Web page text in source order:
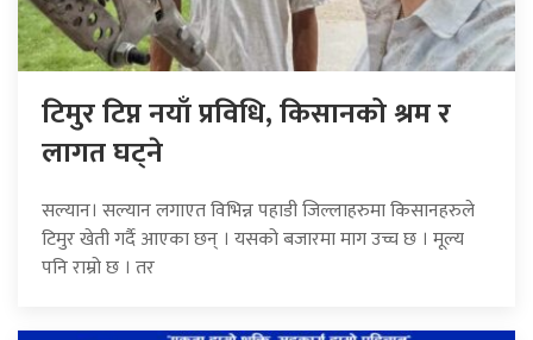
टिमुर टिप्न नयाँ प्रविधि, किसानको श्रम र
लागत घट्ने
सल्यान। सल्यान लगाएत विभिन्न पहाडी जिल्लाहरुमा किसानहरुले
टिमुर खेती गर्दै आएका छन् । यसको बजारमा माग उच्च छ । मूल्य
पनि राम्रो छ । तर